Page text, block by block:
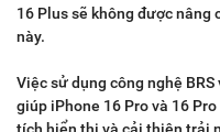
16 Plus sẽ không được nâng
này.
Việc sử dụng công nghệ
giúp iPhone 16 Pro và 16